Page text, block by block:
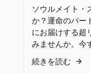
ソウルメイト・
か？運命のパー
にお届けする超
みませんか。今
続きを読む